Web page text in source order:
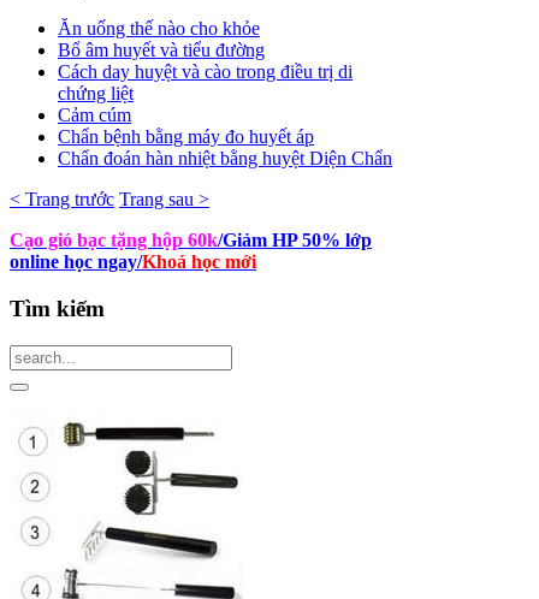
Ăn uống thế nào cho khỏe
Bổ âm huyết và tiểu đường
Cách day huyệt và cào trong điều trị di
chứng liệt
Cảm cúm
Chẩn bệnh bằng máy đo huyết áp
Chẩn đoán hàn nhiệt bằng huyệt Diện Chẩn
< Trang trước Trang sau >
Cạo gió bạc tặng hộp 60k/Giảm HP 50% lớp
online học ngay/Khoá học mới
Tìm kiếm